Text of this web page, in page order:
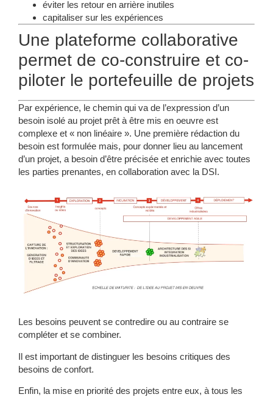
éviter les retour en arrière inutiles
capitaliser sur les expériences
Une plateforme collaborative
permet de co-construire et co-
piloter le portefeuille de projets
Par expérience, le chemin qui va de l’expression d’un
besoin isolé au projet prêt à être mis en oeuvre est
complexe et « non linéaire ». Une première rédaction du
besoin est formulée mais, pour donner lieu au lancement
d’un projet, a besoin d’être précisée et enrichie avec toutes
les parties prenantes, en collaboration avec la DSI.
Les besoins peuvent se contredire ou au contraire se
compléter et se combiner.
Il est important de distinguer les besoins critiques des
besoins de confort.
Enfin, la mise en priorité des projets entre eux, à tous les